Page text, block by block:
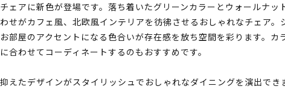
ェアに新色が登場です。落ち着いたグリーンカラーとウォールナッ
せがカフェ風、北欧風インテリアを彷彿させるおしゃれなチェア。
部屋のアクセントになる色合いが存在感を放ち空間を彩ります。カ
合わせてコーディネートするのもおすすめです。
えたデザインがスタイリッシュでおしゃれなダイニングを演出でき